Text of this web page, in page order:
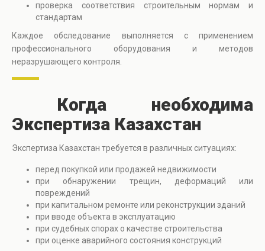
проверка соответствия строительным нормам и
стандартам
Каждое обследование выполняется с применением
профессионального оборудования и методов
неразрушающего контроля.
Когда необходима
Экспертиза Казахстан
Экспертиза Казахстан требуется в различных ситуациях:
перед покупкой или продажей недвижимости
при обнаружении трещин, деформаций или
повреждений
при капитальном ремонте или реконструкции зданий
при вводе объекта в эксплуатацию
при судебных спорах о качестве строительства
при оценке аварийного состояния конструкций